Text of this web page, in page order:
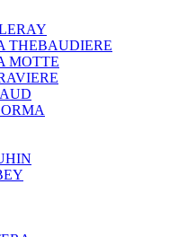
THEBAUDIERE
MOTTE